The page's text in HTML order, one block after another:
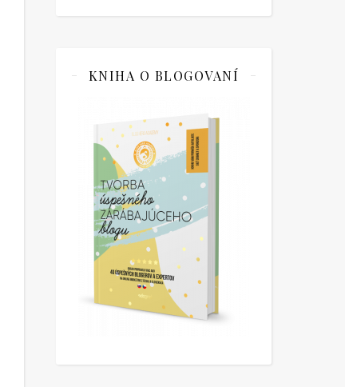
KNIHA O BLOGOVANÍ